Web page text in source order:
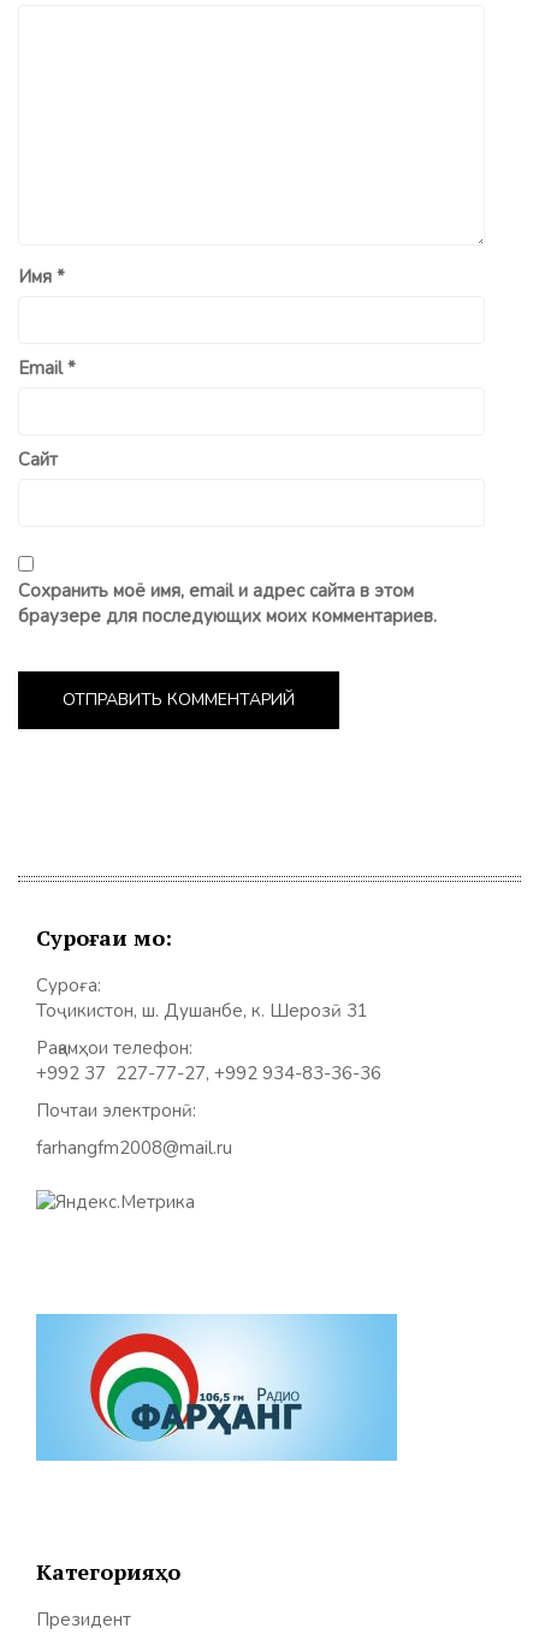
Имя *
Email*
Сайт
Сохранить моё имя, email и адрес сайта в этом
браузере для последующих моих комментариев.
Суроғаи мо:
Суроға:
Тоҷикистон, ш. Душанбе, к. Шерозӣ 31
Рақамҳои телефон:
+992 37 227-77-27, +992 934-83-36-36
Почтаи электронӣ:
farhangfm2008@mail.ru
Категорияҳо
Президент